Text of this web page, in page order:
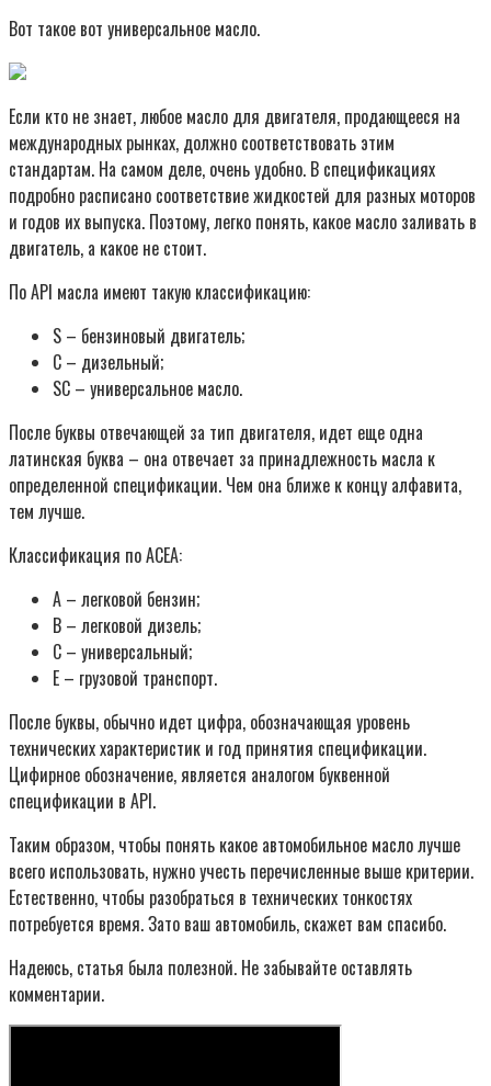
Вот такое вот универсальное масло.
Если кто не знает, любое масло для двигателя, продающееся на
международных рынках, должно соответствовать этим
стандартам. На самом деле, очень удобно. В спецификациях
подробно расписано соответствие жидкостей для разных моторов
и годов их выпуска. Поэтому, легко понять, какое масло заливать в
двигатель, а какое не стоит.
По API масла имеют такую классификацию:
S – бензиновый двигатель;
С – дизельный;
SС – универсальное масло.
После буквы отвечающей за тип двигателя, идет еще одна
латинская буква – она отвечает за принадлежность масла к
определенной спецификации. Чем она ближе к концу алфавита,
тем лучше.
Классификация по ACEA:
A – легковой бензин;
B – легковой дизель;
C – универсальный;
E – грузовой транспорт.
После буквы, обычно идет цифра, обозначающая уровень
технических характеристик и год принятия спецификации.
Цифирное обозначение, является аналогом буквенной
спецификации в API.
Таким образом, чтобы понять какое автомобильное масло лучше
всего использовать, нужно учесть перечисленные выше критерии.
Естественно, чтобы разобраться в технических тонкостях
потребуется время. Зато ваш автомобиль, скажет вам спасибо.
Надеюсь, статья была полезной. Не забывайте оставлять
комментарии.